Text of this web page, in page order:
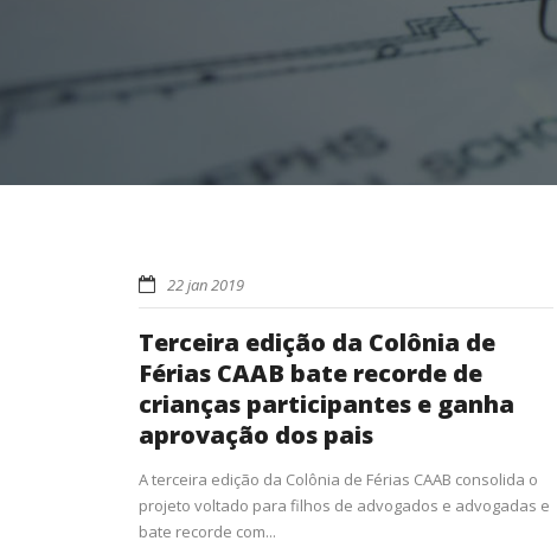
22 jan 2019
Terceira edição da Colônia de
Férias CAAB bate recorde de
crianças participantes e ganha
aprovação dos pais
A terceira edição da Colônia de Férias CAAB consolida o
projeto voltado para filhos de advogados e advogadas e
bate recorde com...